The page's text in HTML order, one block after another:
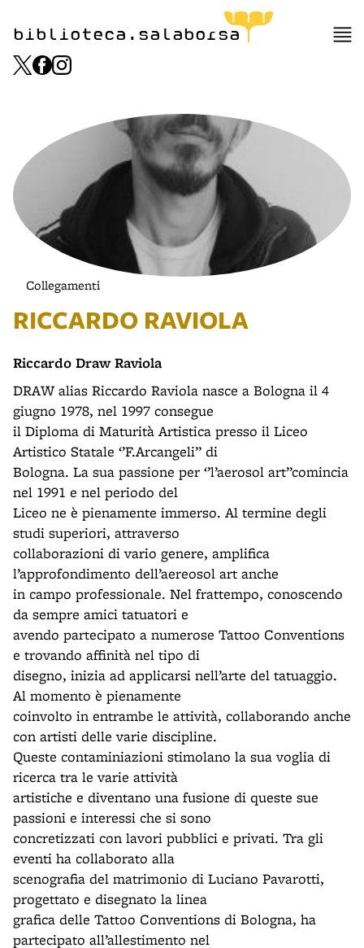
biblioteca.salaborsa
Collegamenti
RICCARDO RAVIOLA
Riccardo Draw Raviola
DRAW alias Riccardo Raviola nasce a Bologna il 4
giugno 1978, nel 1997 consegue
il Diploma di Maturità Artistica presso il Liceo
Artistico Statale ‘’F.Arcangeli’’ di
Bologna. La sua passione per ‘’l’aerosol art’’comincia
nel 1991 e nel periodo del
Liceo ne è pienamente immerso. Al termine degli
studi superiori, attraverso
collaborazioni di vario genere, amplifica
l’approfondimento dell’aereosol art anche
in campo professionale. Nel frattempo, conoscendo
da sempre amici tatuatori e
avendo partecipato a numerose Tattoo Conventions
e trovando affinità nel tipo di
disegno, inizia ad applicarsi nell’arte del tatuaggio.
Al momento è pienamente
coinvolto in entrambe le attività, collaborando anche
con artisti delle varie discipline.
Queste contaminiazioni stimolano la sua voglia di
ricerca tra le varie attività
artistiche e diventano una fusione di queste sue
passioni e interessi che si sono
concretizzati con lavori pubblici e privati. Tra gli
eventi ha collaborato alla
scenografia del matrimonio di Luciano Pavarotti,
progettato e disegnato la linea
grafica delle Tattoo Conventions di Bologna, ha
partecipato all’allestimento nel